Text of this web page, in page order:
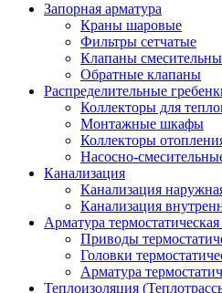
Запорная арматура
Краны шаровые
Фильтры сетчатые
Клапаны
Обратные клапаны
Распределительные
Коллекторы для
Монтажные шкафы
Коллекторы
Насосно-
Канализация
Канализация
Канализация
Арматура
Приводы
Головки
Арматура
Теплоизоляция